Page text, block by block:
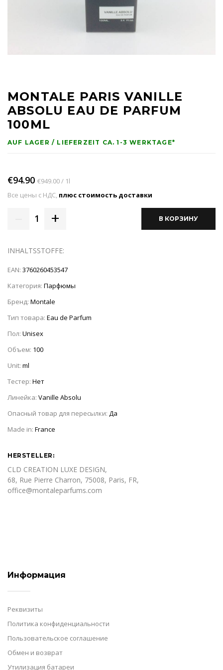
MONTALE PARIS VANILLE
ABSOLU EAU DE PARFUM
100ML
AUF LAGER / LIEFERZEIT CA. 1-3 WERKTAGE*
€94.90 €949.00 / 1l
Все цены с НДС, плюс стоимость доставки
1 + В КОРЗИНУ
INHALTSSTOFFE:
EAN: 3760260453547
Категория: Парфюмы
Бренд: Montale
Тип товара: Eau de Parfum
Пол: Unisex
Объем: 100
Unit: ml
Тестер: Нет
Линейка: Vanille Absolu
Опасный товар для пересылки: Да
Made in: France
HERSTELLER:
CLD CREATION LUXE DESIGN,
68, Rue Pierre Charron, 75008, Paris, FR,
office@montaleparfums.com
Информация
Реквизиты
Политика конфиденциальности
Пользовательское соглашение
Обмен и возврат
Утилизация батареи